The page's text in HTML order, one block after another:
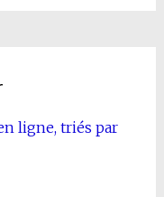
ligne, triés par